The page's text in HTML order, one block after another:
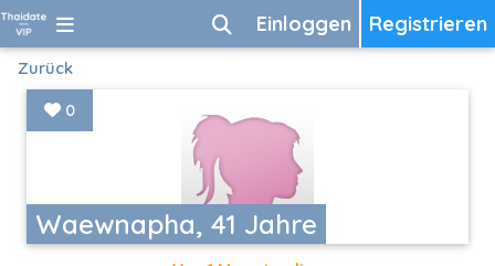
Registrieren
Einloggen
Zurück
Waewnapha, 41 Jahre
0